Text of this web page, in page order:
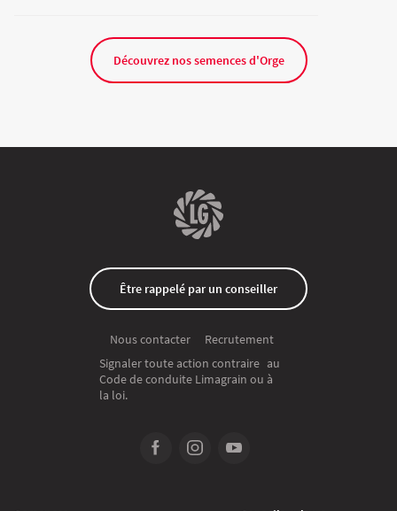
Découvrez nos semences d'Orge
Être rappelé par un conseiller
Nous contacter
Recrutement
Signaler toute action contraire au
Code de conduite Limagrain ou à
la loi.